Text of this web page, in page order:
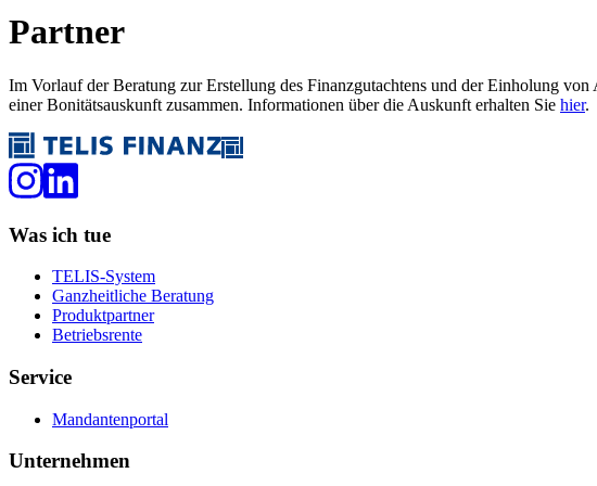
Partner
Im Vorlauf der Beratung zur Erstellung des Finanzgutachtens und der Einholung
einer Bonitätsauskunft zusammen. Informationen über die Auskunft erhalten Sie hier.
Was ich tue
TELIS-System
Ganzheitliche Beratung
Produktpartner
Betriebsrente
Service
Mandantenportal
Unternehmen